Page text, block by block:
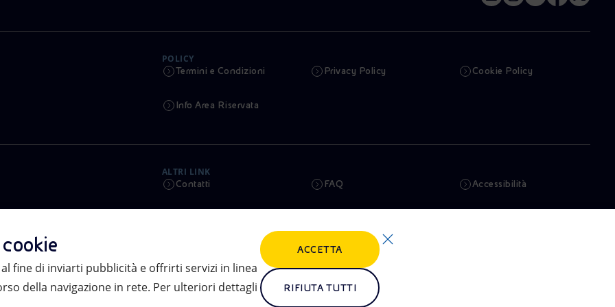
POLICY
Termini e Condizioni Privacy Policy Cookie Policy
Info Area Riservata
ALTRI LINK
Contatti FAQ Accessibilità
Truffe e Phishing
eniSpace Remit
fine di inviarti pubblicità e offrirti servizi in linea
della navigazione in rete. Per ulteriori dettagli
RIFIUTA TUTTI
ACCETTA